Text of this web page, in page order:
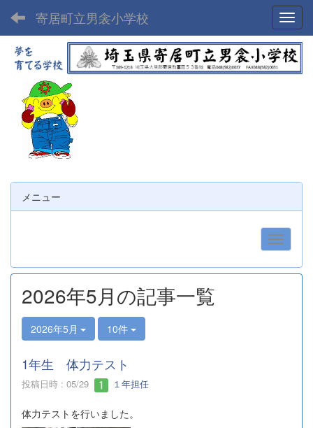
寄居町立男衾小学校
メニュー
2026年5月の記事一覧
2026年5月 10件
1年生 体力テスト
投稿日時 : 05/29 １年担任
体力テストを行いました。